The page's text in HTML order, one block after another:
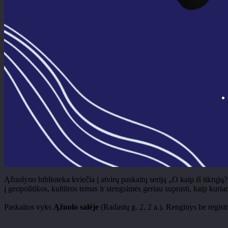
Ąžuolyno biblioteka kviečia į atvirų paskaitų seriją „O kaip iš
į geopolitikos, kultūros temas ir stengsimės geriau suprasti, kaip
Paskaitos vyks Ąžuolo salėje (Radastų g. 2, 2 a.). Renginys be